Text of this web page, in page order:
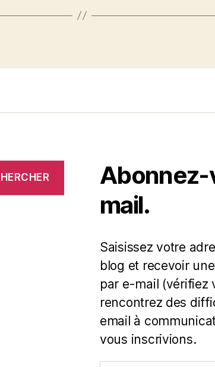
Abonnez-
mail.
Saisissez votre
blog et recevoir
par e-mail (vérifiez
rencontrez des
email à
vous inscrivions.